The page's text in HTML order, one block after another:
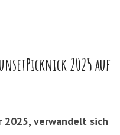
2025 auf
2025, verwandelt sich